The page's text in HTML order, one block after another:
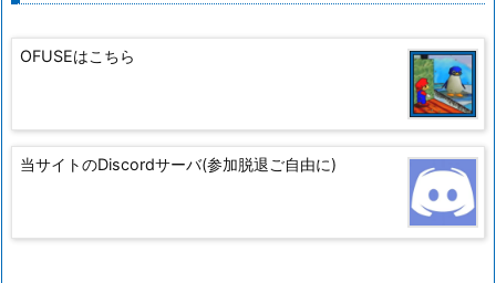
OFUSEはこちら
当サイトのDiscordサーバ(参加脱退ご自由に)